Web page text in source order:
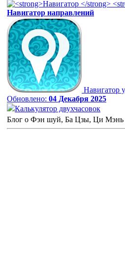
Навигатор направлений
Навигатор
Обновлено: 04 Декабря 2025
Калькулятор двухчасовок
Блог о Фэн шуй, Ба Цзы, Ци Мэнь